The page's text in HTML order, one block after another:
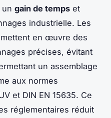
gain de temps et
industrielle. Les
en œuvre des
précises, évitant
un assemblage
aux normes
et DIN EN 15635. Ce
réglementaires réduit